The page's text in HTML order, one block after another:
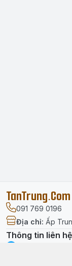
TanTrung.Com
091 769 0196
Địa chỉ: Ấp
Thông tin liên hệ